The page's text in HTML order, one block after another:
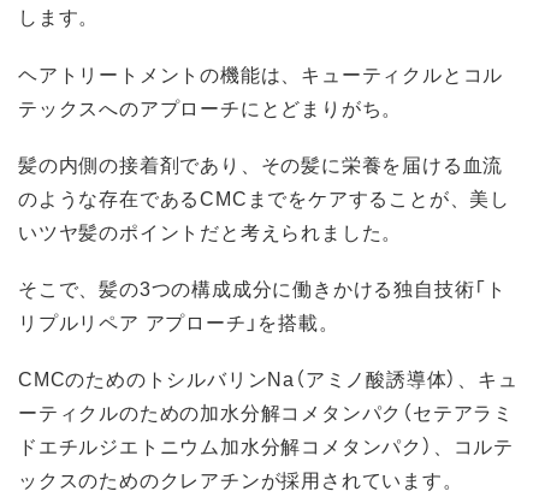
します。
ヘアトリートメントの機能は、キューティクルとコル
テックスへのアプローチにとどまりがち。
髪の内側の接着剤であり、その髪に栄養を届ける血流
のような存在であるCMCまでをケアすることが、美し
いツヤ髪のポイントだと考えられました。
そこで、髪の3つの構成成分に働きかける独自技術「ト
リプルリペア アプローチ」を搭載。
CMCのためのトシルバリンNa（アミノ酸誘導体）、キュ
ーティクルのための加水分解コメタンパク（セテアラミ
ドエチルジエトニウム加水分解コメタンパク）、コルテ
ックスのためのクレアチンが採用されています。